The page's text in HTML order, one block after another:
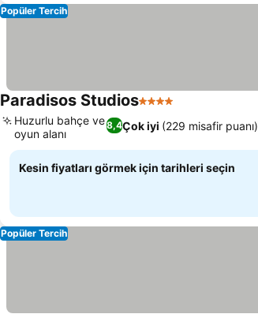
Popüler Tercih
Paradisos Studios4 Yıldız
8,4Çok iyi (229 misafir puanı)
Huzurlu bahçe ve
oyun alanı
Kesin fiyatları görmek için tarihleri seçin
Popüler Tercih